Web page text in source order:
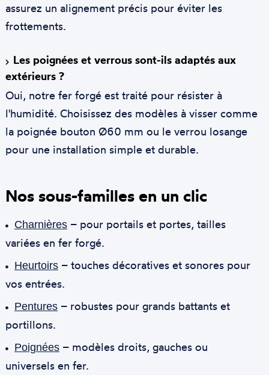
assurez un alignement précis pour éviter les
frottements.
Les poignées et verrous sont-ils adaptés aux
extérieurs ?
Oui, notre fer forgé est traité pour résister à
l'humidité. Choisissez des modèles à visser comme
la poignée bouton Ø60 mm ou le verrou losange
pour une installation simple et durable.
Nos sous-familles en un clic
Charnières– pour portails et portes, tailles
variées en fer forgé.
Heurtoirs– touches décoratives et sonores pour
vos entrées.
Pentures– robustes pour grands battants et
portillons.
Poignées– modèles droits, gauches ou
universels en fer.